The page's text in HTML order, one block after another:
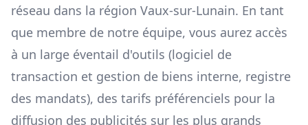
réseau dans la région Vaux-sur-Lunain. En tant
que membre de notre équipe, vous aurez accès
à un large éventail d'outils (logiciel de
transaction et gestion de biens interne, registre
des mandats), des tarifs préférenciels pour la
diffusion des publicités sur les plus grands